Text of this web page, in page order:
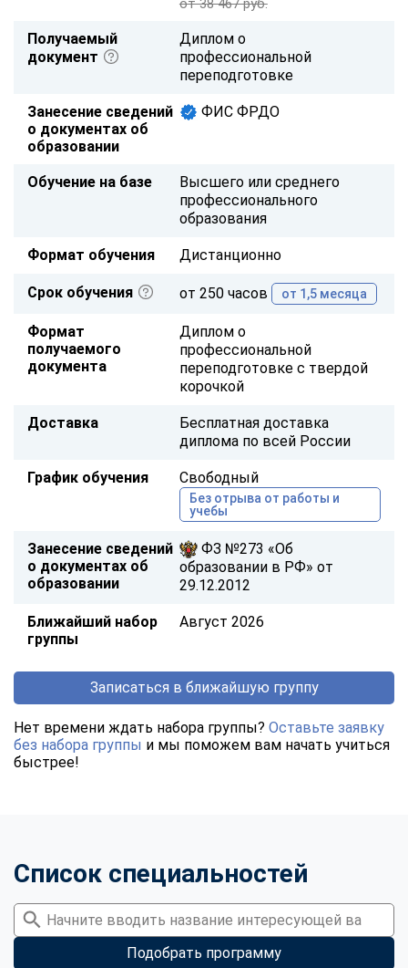
от 38 467 руб.
Получаемый
документ
Диплом о
профессиональной
переподготовке
Занесение сведений
о документах об
образовании
ФИС ФРДО
Обучение на базе
Высшего или среднего
профессионального
образования
Формат обучения Дистанционно
Срок обучения от 250 часов от 1,5 месяца
Формат
получаемого
документа
Диплом о
профессиональной
переподготовке с твердой
корочкой
Доставка
Бесплатная доставка
диплома по всей России
График обучения Свободный
Без отрыва от работы и
учебы
Занесение сведений
о документах об
образовании
ФЗ №273 «Об
образовании в РФ» от
29.12.2012
Ближайший набор
группы
Август 2026
Записаться в ближайшую группу
Нет времени ждать набора группы? Оставьте заявку
без набора группы и мы поможем вам начать учиться
быстрее!
Список специальностей
Подобрать программу